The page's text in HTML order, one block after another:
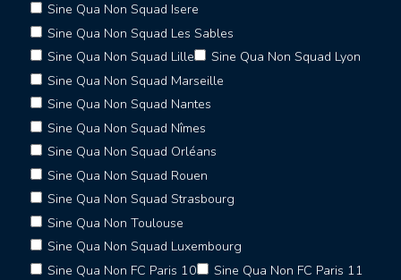
Sine Qua Non Squad Isere
Sine Qua Non Squad Les Sables
Sine Qua Non Squad Lille
Sine Qua Non Squad Lyon
Sine Qua Non Squad Marseille
Sine Qua Non Squad Nantes
Sine Qua Non Squad Nîmes
Sine Qua Non Squad Orléans
Sine Qua Non Squad Rouen
Sine Qua Non Squad Strasbourg
Sine Qua Non Toulouse
Sine Qua Non Squad Luxembourg
Sine Qua Non FC Paris 10
Sine Qua Non FC Paris 11